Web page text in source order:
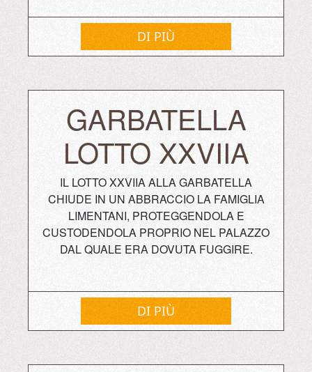
DI PIÙ
GARBATELLA
LOTTO XXVIIA
IL LOTTO XXVIIA ALLA GARBATELLA
CHIUDE IN UN ABBRACCIO LA FAMIGLIA
LIMENTANI, PROTEGGENDOLA E
CUSTODENDOLA PROPRIO NEL PALAZZO
DAL QUALE ERA DOVUTA FUGGIRE.
DI PIÙ